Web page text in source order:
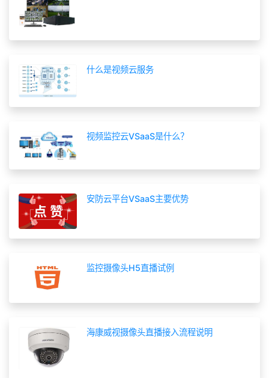
什么是视频云服务
视频监控云VSaaS是什么？
安防云平台VSaaS主要优势
监控摄像头H5直播试例
海康威视摄像头直播接入流程说明